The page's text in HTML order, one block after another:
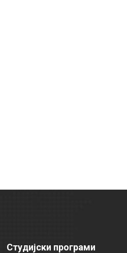
Студијски програми